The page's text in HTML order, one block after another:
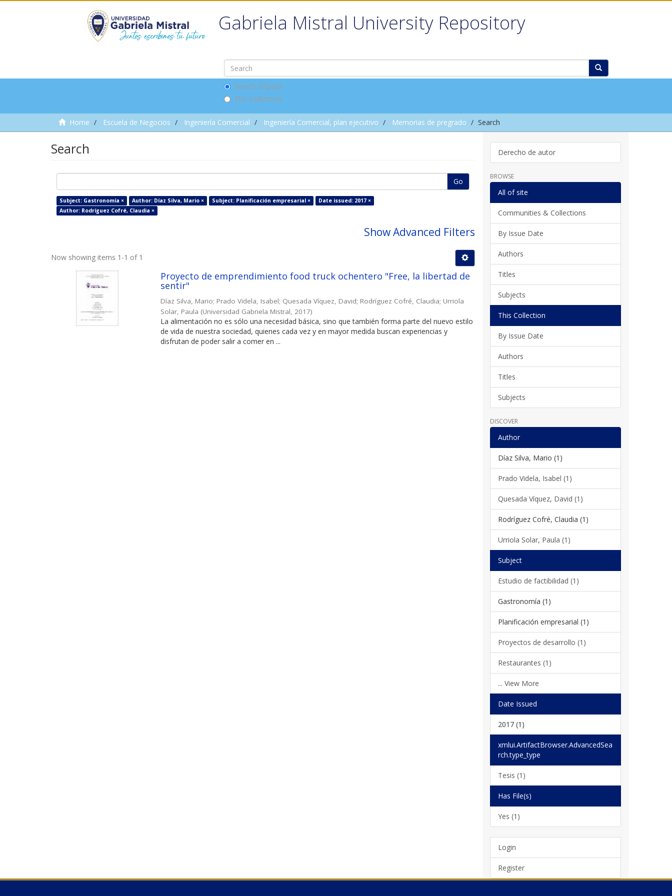
Gabriela Mistral University Repository
Search DSpace
This Collection
Home Escuela de Negocios Ingeniería Comercial Ingeniería Comercial, plan ejecutivo Memorias de pregrado Search
Search
Go
Subject: Gastronomía × Author: Díaz Silva, Mario × Subject: Planificación empresarial ×
Date issued: 2017 ×
Author: Rodríguez Cofré, Claudia ×
Show Advanced Filters
Now showing items 1-1 of 1
Proyecto de emprendimiento food truck ochentero "Free, la libertad de
sentir"
Díaz Silva, Mario; Prado Videla, Isabel; Quesada Víquez, David; Rodríguez Cofré, Claudia; Urriola
Solar, Paula (Universidad Gabriela Mistral 2017)
La alimentación no es sólo una necesidad básica, sino que también forma parte del nuevo estilo
de vida de nuestra sociedad, quienes cada vez y en mayor medida buscan experiencias y
disfrutan de poder salir a comer en ...
Derecho de autor
BROWSE
All of site
Communities & Collections
By Issue Date
Authors
Titles
Subjects
This Collection
By Issue Date
Authors
Titles
Subjects
DISCOVER
Author
Díaz Silva, Mario (1)
Prado Videla, Isabel (1)
Quesada Víquez, David (1)
Rodríguez Cofré, Claudia (1)
Urriola Solar, Paula (1)
Subject
Estudio de factibilidad (1)
Gastronomía (1)
Planificación empresarial (1)
Proyectos de desarrollo (1)
Restaurantes (1)
... View More
Date Issued
2017 (1)
xmlui.ArtifactBrowser.AdvancedSea
rch.type_type
Tesis (1)
Has File(s)
Yes (1)
Login
Register